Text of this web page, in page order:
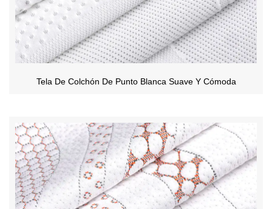
Tela De Colchón De Punto Blanca Suave Y Cómoda